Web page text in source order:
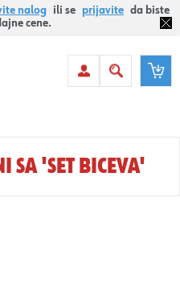
nalog ili se prijavite da biste
cene.
SA 'SET BICEVA'